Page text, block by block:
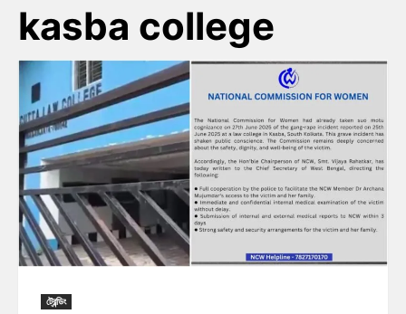
kasba college
ট্রেন্ডিং